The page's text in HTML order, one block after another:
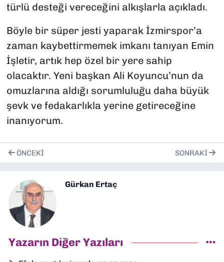
türlü desteği vereceğini alkışlarla açıkladı.
Böyle bir süper jesti yaparak İzmirspor’a
zaman kaybettirmemek imkanı tanıyan Emin
İşletir, artık hep özel bir yere sahip
olacaktır. Yeni başkan Ali Koyuncu’nun da
omuzlarına aldığı sorumluluğu daha büyük
şevk ve fedakarlıkla yerine getireceğine
inanıyorum.
ÖNCEKI SONRAKI
Gürkan Ertaç
Yazarın Diğer Yazıları